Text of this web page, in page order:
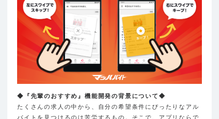
◆『先輩のおすすめ』機能開発の背景について◆
たくさんの求人の中から、自分の希望条件にぴったりなアル